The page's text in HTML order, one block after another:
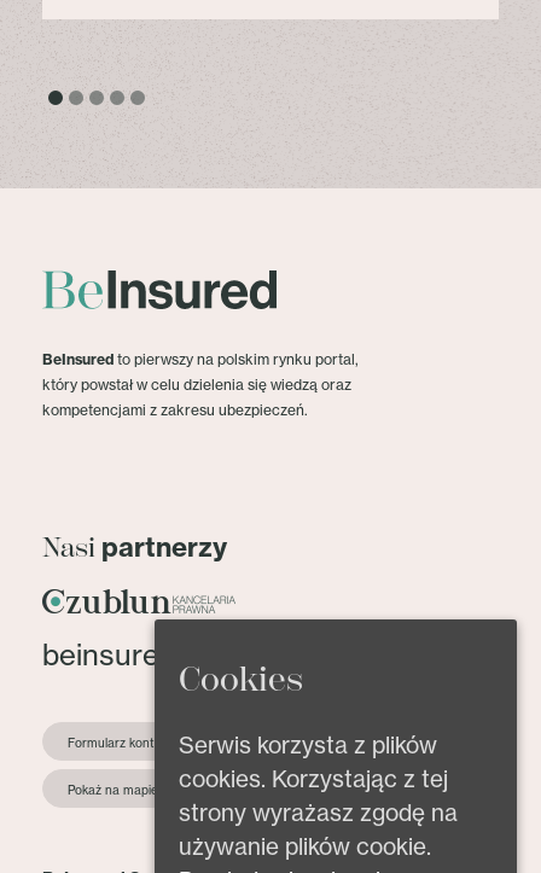
BeInsured to pierwszy na polskim rynku portal,
który powstał w celu dzielenia się wiedzą oraz
kompetencjami z zakresu ubezpieczeń.
Nasi partnerzy
beinsured@beinsured.pl
Formularz kontaktowy
Pokaż na mapie
Cookies
Serwis korzysta z plików
cookies. Korzystając z tej
strony wyrażasz zgodę na
używanie plików cookie.